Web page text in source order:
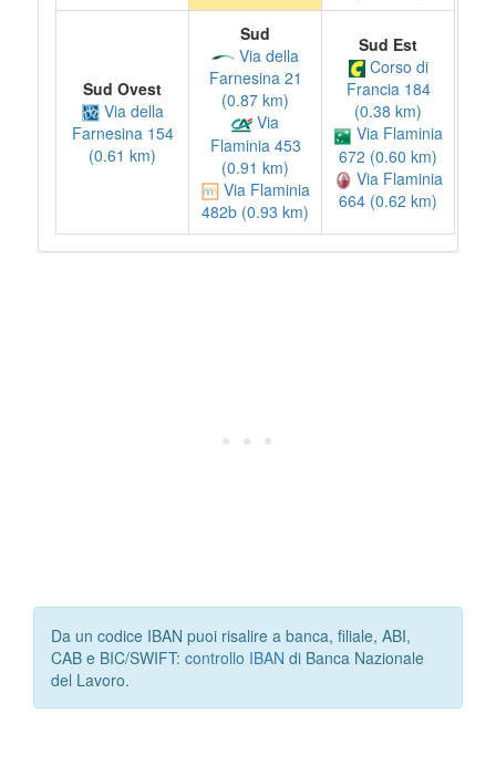
Sud Ovest
Via della
Farnesina 154
(0.61 km)
Sud
Via della
Farnesina 21
(0.87 km)
Via
Flaminia 453
(0.91 km)
Via Flaminia
482b (0.93 km)
Sud Est
Corso di
Francia 184
(0.38 km)
Via Flaminia
672 (0.60 km)
Via Flaminia
664 (0.62 km)
Da un codice IBAN puoi risalire a banca, filiale, ABI,
CAB e BIC/SWIFT: controllo IBAN di Banca Nazionale
del Lavoro.